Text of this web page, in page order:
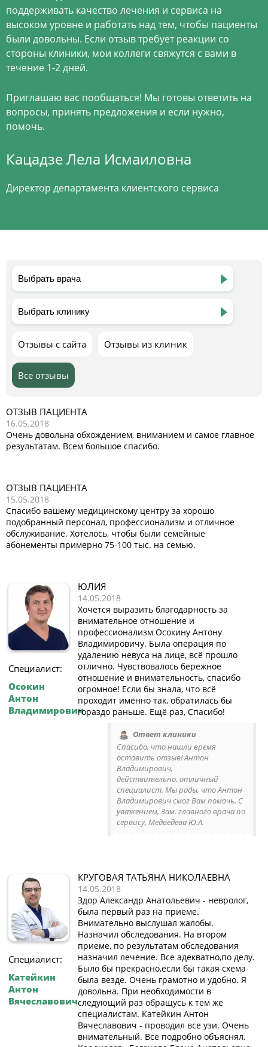
поддерживать качество лечения и сервиса на
высоком уровне и работать над тем, чтобы пациенты
были довольны. Если отзыв требует реакции со
стороны клиники, мои коллеги свяжутся с вами в
течение 1-2 дней.
Приглашаю вас пообщаться! Мы готовы ответить на
вопросы, принять предложения и если нужно,
помочь.
Кацадзе Лела Исмаиловна
Директор департамента клиентского сервиса
Отзывы с сайта Отзывы из клиник
Все отзывы
ОТЗЫВ ПАЦИЕНТА
16.05.2018
Очень довольна обхождением, вниманием и самое главное
результатам. Всем большое спасибо.
ОТЗЫВ ПАЦИЕНТА
15.05.2018
Спасибо вашему медицинскому центру за хорошо
подобранный персонал, профессионализм и отличное
обслуживание. Хотелось, чтобы были семейные
абонементы примерно 75-100 тыс. на семью.
Специалист:
Осокин
Антон
Владимирович
ЮЛИЯ
14.05.2018
Хочется выразить благодарность за
внимательное отношение и
профессионализм Осокину Антону
Владимировичу. Была операция по
удалению невуса на лице, всё прошло
отлично. Чувствовалось бережное
отношение и внимательность, спасибо
огромное! Если бы знала, что всё
проходит именно так, обратилась бы
гораздо раньше. Ещё раз, Спасибо!
Ответ клиники
Спасибо, что нашли время
оставить отзыв! Антон
Владимирович,
действительно, отличный
специалист. Мы рады, что Антон
Владимирович смог Вам помочь. С
уважением, Зам. главного врача по
сервису, Медведева Ю.А.
Специалист:
Катейкин
Антон
Вячеславович
КРУГОВАЯ ТАТЬЯНА НИКОЛАЕВНА
14.05.2018
Здор Александр Анатольевич - невролог,
была первый раз на приеме.
Внимательно выслушал жалобы.
Назначил обследования. На втором
приеме, по результатам обследования
назначил лечение. Все адекватно,по делу.
Было бы прекрасно,если бы такая схема
была везде. Очень грамотно и удобно. Я
довольна. При необходимости в
следующий раз обращусь к тем же
специалистам. Катейкин Антон
Вячеславович - проводил все узи. Очень
внимательный. Все подробно объяснял.